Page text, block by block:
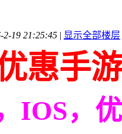
2-19 21:25:45 | 显示全部楼层
惠手
IOS，